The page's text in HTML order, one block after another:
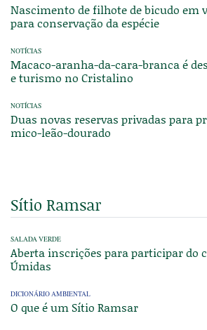
Nascimento de filhote de bicudo em
para conservação da espécie
NOTÍCIAS
Macaco-aranha-da-cara-branca é
e turismo no Cristalino
NOTÍCIAS
Duas novas reservas privadas para
mico-leão-dourado
Sítio Ramsar
SALADA VERDE
Aberta inscrições para participar do
Úmidas
DICIONÁRIO AMBIENTAL
O que é um Sítio Ramsar